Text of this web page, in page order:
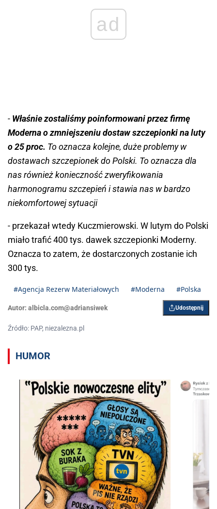
ad
- Właśnie zostaliśmy poinformowani przez firmę
Moderna o zmniejszeniu dostaw szczepionki na luty
o 25 proc. To oznacza kolejne, duże problemy w
dostawach szczepionek do Polski. To oznacza dla
nas również konieczność zweryfikowania
harmonogramu szczepień i stawia nas w bardzo
niekomfortowej sytuacji
- przekazał wtedy Kuczmierowski. W lutym do Polski
miało trafić 400 tys. dawek szczepionki Moderny.
Oznacza to zatem, że dostarczonych zostanie ich
300 tys.
#Agencja Rezerw Materiałowych #Moderna #Polska
Autor: albicla.com@adriansiwek Udostępnij
Źródło: PAP, niezalezna.pl
HUMOR